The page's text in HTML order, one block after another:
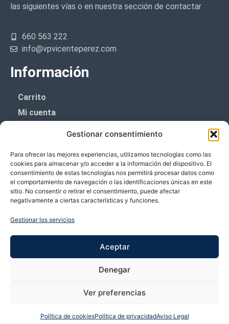
Gestionar consentimiento
Para ofrecer las mejores experiencias, utilizamos tecnologías como las
cookies para almacenar y/o acceder a la información del dispositivo. El
consentimiento de estas tecnologías nos permitirá procesar datos como
el comportamiento de navegación o las identificaciones únicas en este
sitio. No consentir o retirar el consentimiento, puede afectar
negativamente a ciertas características y funciones.
Gestionar los servicios
Aceptar
Denegar
Ver preferencias
Política de cookiesPolítica de privacidadAviso Legal
las siguientes vías o en nuestra sección de contactar
660 563 222
info@vpvicenteperez.com
Información
Carrito
Mi cuenta
Política de cookies (UE)
Boletín de noticias
¡¡Suscríbete y prometemos no dar mucho el
Te enviaremos sólo cosas importantes.
Copyright © 2026 VP Vicente Perez | Desarrollado por Bubango Networks